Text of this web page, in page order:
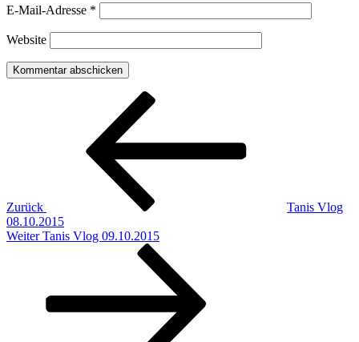
E-Mail-Adresse *
Website
Beitragsnavigation
Zurück
Tanis Vlog
08.10.2015
Nächster
Weiter Tanis Vlog 09.10.2015